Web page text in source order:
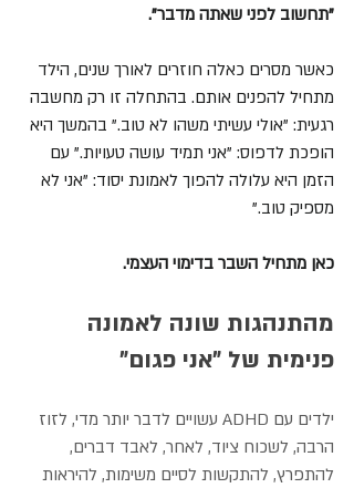
"תחשוב לפני שאתה מדבר".
כאשר מסרים כאלה חוזרים לאורך שנים, הילד
מתחיל להפנים אותם. בהתחלה זו רק מחשבה
רגעית: "אולי עשיתי משהו לא טוב." בהמשך היא
הופכת לדפוס: "אני תמיד עושה טעויות." עם
הזמן היא עלולה להפוך לאמונת יסוד: "אני לא
מספיק טוב."
כאן מתחיל השבר בדימוי העצמי.
מהתנהגות שונה לאמונה
פנימית של "אני פגום"
ילדים עם ADHD עשויים לדבר יותר מדי, לזוז
הרבה, לשכוח ציוד, לאחר, לאבד דברים,
להתפרץ, להתקשות לסיים משימות, להיראות